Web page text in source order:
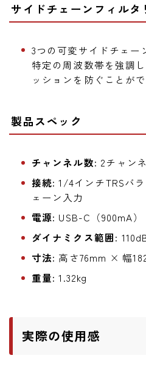
サイドチェーンフィル
3つの可変サイドチェー
特定の周波数帯を強調
ッションを防ぐことがで
製品スペック
チャンネル数: 2チャン
接続: 1/4インチTRSバ
ェーン入力
電源: USB-C（900mA）
ダイナミクス範囲:
寸法: 高さ76mm × 幅
重量: 1.32kg
実際の使用感